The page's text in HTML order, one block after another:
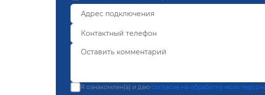
Я ознакомлен(а) и даю согласие на обработку моих